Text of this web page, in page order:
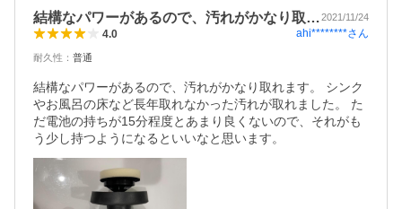
結構なパワーがあるので、汚れがかなり取…2021/11/24
4.0 ahi********さん
耐久性 ： 普通
結構なパワーがあるので、汚れがかなり取れます。 シンク
やお風呂の床など長年取れなかった汚れが取れました。 た
だ電池の持ちが15分程度とあまり良くないので、それがも
う少し持つようになるといいなと思います。